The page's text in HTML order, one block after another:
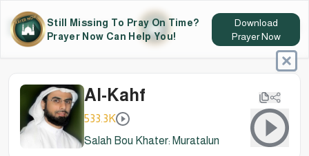
Still Missing To Pray On Time?
Prayer Now Can Help You!
Download
Prayer Now
Al-Kahf
533.3K
Salah Bou Khater: Muratalun